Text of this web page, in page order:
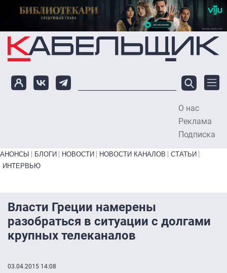
Перейти к основному содержанию
О нас
Реклама
Подписка
Primary links bottom
АНОНСЫ БЛОГИ НОВОСТИ НОВОСТИ КАНАЛОВ
СТАТЬИ
ИНТЕРВЬЮ
Власти Греции намерены
разобраться в ситуации с долгами
крупных телеканалов
03.04.2015 14:08